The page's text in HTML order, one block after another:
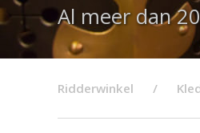
Al meer dan
Ridderwinkel